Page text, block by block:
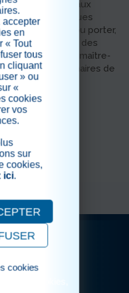
autour des animaux
lapins et tortues
résidents ont pu porter,
ainsi que couper des
relaxation furent maître-
avec nos partenaires de
accepter
en
« Tout
tous
cliquant
» ou
«
cookies
vos
sur
cookies,
ici.
cookies